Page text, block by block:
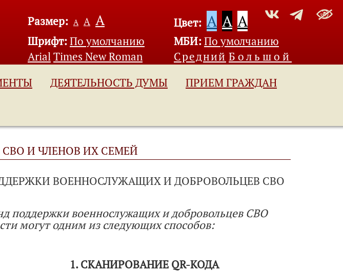
Размер: А А А Цвет: A A A
Шрифт:По умолчанию
ArialTimes New Roman
МБИ:По умолчанию
Средний Большой
ДЕЯТЕЛЬНОСТЬ ДУМЫ ПРИЕМ ГРАЖДАН
И ЧЛЕНОВ ИХ СЕМЕЙ
ВОЕННОСЛУЖАЩИХ И ДОБРОВОЛЬЦЕВ СВО
поддержки военнослужащих и добровольцев СВО
могут одним из следующих способов:
1. СКАНИРОВАНИЕ QR-КОДА